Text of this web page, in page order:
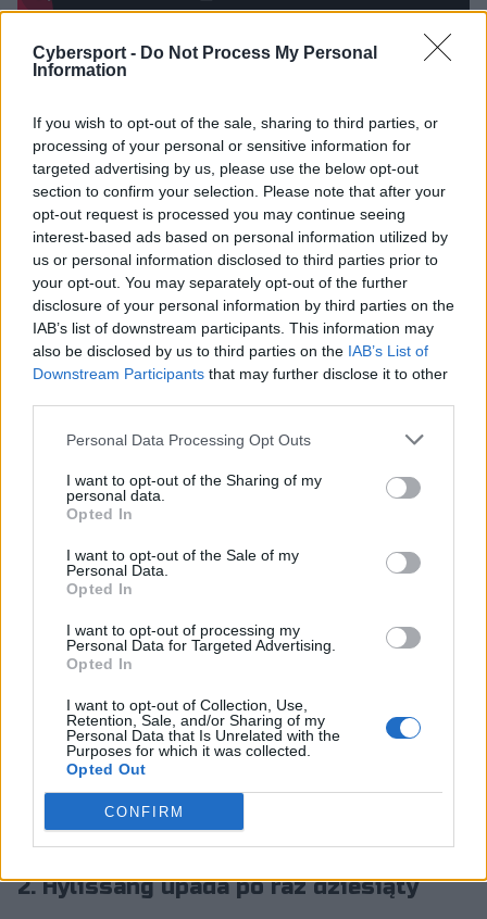
Cybersport - Do Not Process My Personal
Information
If you wish to opt-out of the sale, sharing to third parties, or
processing of your personal or sensitive information for
targeted advertising by us, please use the below opt-out
section to confirm your selection. Please note that after your
opt-out request is processed you may continue seeing
interest-based ads based on personal information utilized by
us or personal information disclosed to third parties prior to
your opt-out. You may separately opt-out of the further
disclosure of your personal information by third parties on the
IAB’s list of downstream participants. This information may
also be disclosed by us to third parties on the IAB’s List of
Downstream Participants that may further disclose it to other
Personal Data Processing Opt Outs
I want to opt-out of the Sharing of my
personal data.
Opted In
I want to opt-out of the Sale of my
Personal Data.
Opted In
I want to opt-out of processing my
Personal Data for Targeted Advertising.
Opted In
I want to opt-out of Collection, Use,
Retention, Sale, and/or Sharing of my
Personal Data that Is Unrelated with the
Purposes for which it was collected.
Opted Out
CONFIRM
3. SK zanurkowało bez butli z tlenem
zawodników SK Gaming. Tym razem to właśnie dolna
alejka oraz leśnik formacji stali się obiektem docinków.
Zanurkowania na bocie są aktualnie w LoL-u całkiem
modne. Równie modne jest też lekceważenie
przeciwników i przecenianie własnych możliwości, i to
właśnie spotkało reprezentantów niemieckiej
organizacji.
W pierwszą grę spotkania z Teamem Heretics SK
weszło bez zarzutu, rozpoczynając od inwazji na dolny
las rywala i eliminacji Victora "Flakkeda" Liroli Tortosy.
Palec był jednak niewystarczającą nagrodą i Thomas
przeciwnikom rękę, a w konsekwencji sami potracili
głowy. Próba wykluczenia hiszpańskiego strzelca i jego
partnera z linii zakończyła się fatalnie. Francuz nie
obrażeniami i botlane Heretyków zdołał nie tylko
przeżyć, ale i wykluczyć Ismaïla "ISMĘ" Boualema oraz
natomiast ewakuować się z pola bitwy przy użyciu
Błysku z pustymi kieszeniami.
2. Hylissang upada po raz dziesiąty